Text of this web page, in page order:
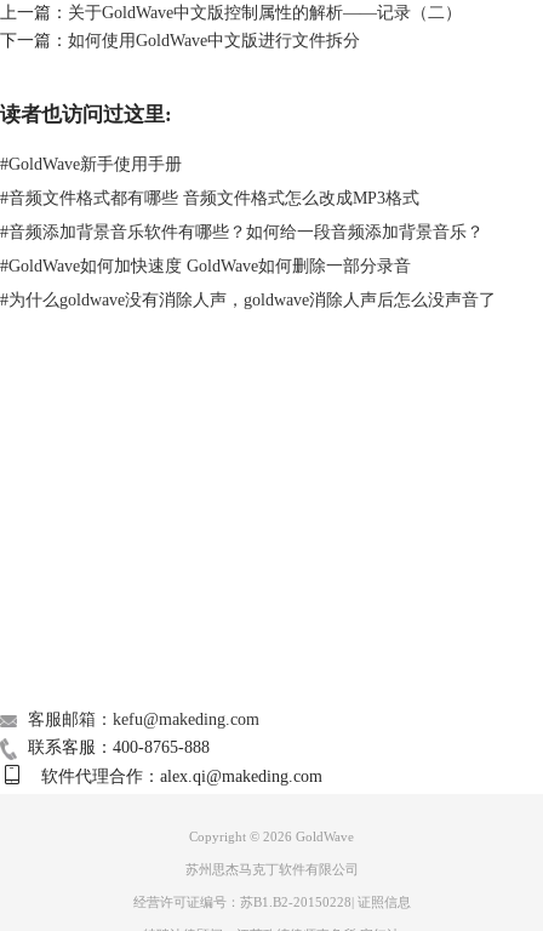
图片2：GoldWave选择左声道效果图
分别选择左右声道在音频编辑中有非常实用的意义，可以将编辑命令和效
果命令分别添加到不同的声道中，制作出来的音频的复杂性和质量也就会
但有一点值得注意，就是在使用重新 采样， 播放速率或立体声和多声道
效果等效果命令的时候，某些情况下可能会导致声道菜单下的子命令无法
使用，这是由于要添加的命令的作用于音频声道上的特殊性所致。
在频道菜单中，第一个命令是选择频道命令，也就是会打开频道选择器，
些情况下可以使用混合标记命令加以调和。
混合标记命令也在编辑菜单中，主要用来平滑编辑点间的过渡，比如某些
由于或粘贴导致的声音突兀现象。
上一篇： 关于GoldWave中文版控制属性的解析——记录（二）
下一篇： 如何使用GoldWave中文版进行文件拆分
读者也访问过这里:
#GoldWave新手使用手册
#音频文件格式都有哪些 音频文件格式怎么改成MP3格式
#音频添加背景音乐软件有哪些？如何给一段音频添加背景音乐？
#GoldWave如何加快速度 GoldWave如何删除一部分录音
#为什么goldwave没有消除人声，goldwave消除人声后怎么没声音了
客服邮箱：kefu@makeding.com
联系客服：400-8765-888
软件代理合作：alex.qi@makeding.com
Copyright © 2026 GoldWave
苏州思杰马克丁软件有限公司
经营许可证编号：苏B1.B2-20150228| 证照信息